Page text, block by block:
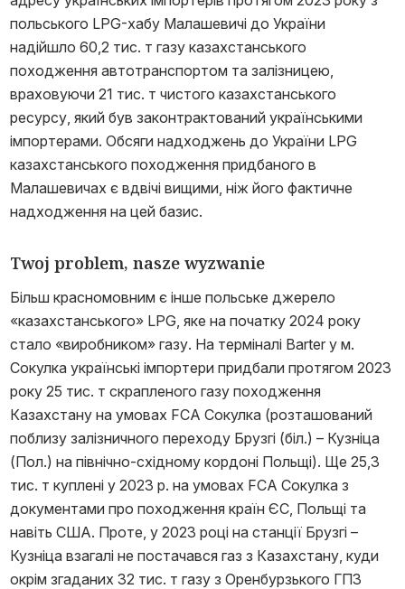
польського LPG-хабу Малашевичі до України
надійшло 60,2 тис. т газу казахстанського
походження автотранспортом та залізницею,
враховуючи 21 тис. т чистого казахстанського
ресурсу, який був законтрактований українськими
імпортерами. Обсяги надходжень до України LPG
казахстанського походження придбаного в
Малашевичах є вдвічі вищими, ніж його фактичне
надходження на цей базис.
Twoj problem, nasze wyzwanie
Більш красномовним є інше польське джерело
«казахстанського» LPG, яке на початку 2024 року
стало «виробником» газу. На терміналі Barter у м.
Сокулка українські імпортери придбали протягом 2023
року 25 тис. т скрапленого газу походження
Казахстану на умовах FCA Сокулка (розташований
поблизу залізничного переходу Брузгі (біл.) – Кузніца
(Пол.) на північно-східному кордоні Польщі). Ще 25,3
тис. т куплені у 2023 р. на умовах FCA Сокулка з
документами про походження країн ЄС, Польщі та
навіть США. Проте, у 2023 році на станції Брузгі –
Кузніца взагалі не постачався газ з Казахстану, куди
окрім згаданих 32 тис. т газу з Оренбурзького ГПЗ